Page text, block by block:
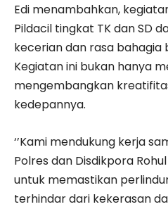
Edi menambahkan,
Pildacil tingkat TK dan SD
kecerian dan rasa bahagia
Kegiatan ini bukan hanya
mengembangkan
kedepannya.
‘’Kami mendukung kerja
Polres dan Disdikpora
untuk memastikan
terhindar dari kekerasan